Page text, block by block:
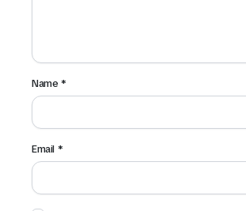
Name*
Email *